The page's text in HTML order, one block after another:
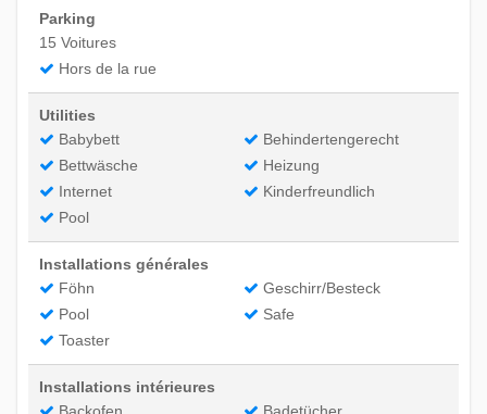
Parking
15 Voitures
Hors de la rue
Utilities
Babybett
Behindertengerecht
Bettwäsche
Heizung
Internet
Kinderfreundlich
Pool
Installations générales
Föhn
Geschirr/Besteck
Pool
Safe
Toaster
Installations intérieures